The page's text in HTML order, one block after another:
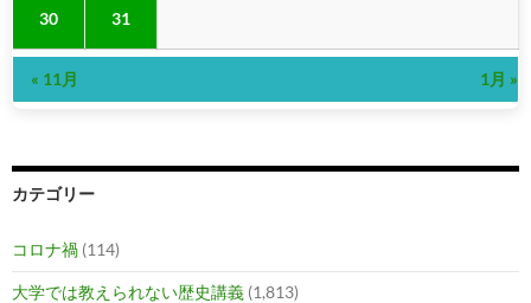
30 31
« 11月 1月 »
カテゴリー
コロナ禍 (114)
大学では教えられない歴史講義 (1,813)